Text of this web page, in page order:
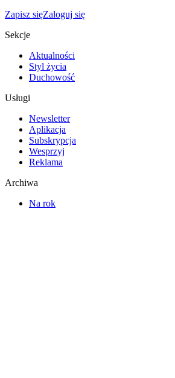
Zapisz sięZaloguj się
Sekcje
Aktualności
Styl życia
Duchowość
Usługi
Newsletter
Aplikacja
Subskrypcja
Wesprzyj
Reklama
Archiwa
Na rok